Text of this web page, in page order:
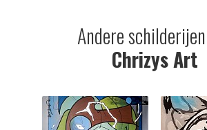
Andere
Chrizys Art